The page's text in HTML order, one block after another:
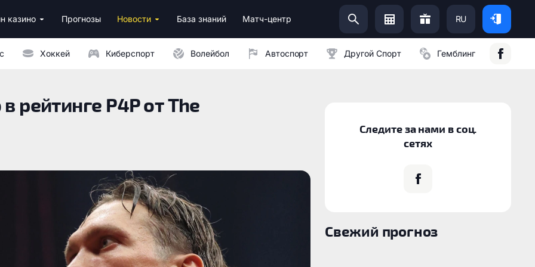
казино Прогнозы Новости База знаний Матч-центр RU
Хоккей Киберспорт Волейбол Автоспорт Другой Спорт Гемблинг
рейтинге P4P от The
Следите за нами в соц.
сетях
Свежий прогноз